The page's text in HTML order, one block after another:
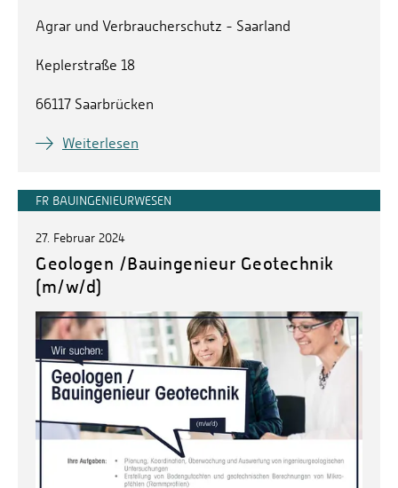
Agrar und Verbraucherschutz - Saarland
Keplerstraße 18
66117 Saarbrücken
Weiterlesen
FR BAUINGENIEURWESEN
27. Februar 2024
Geologen /Bauingenieur Geotechnik
(m/w/d)